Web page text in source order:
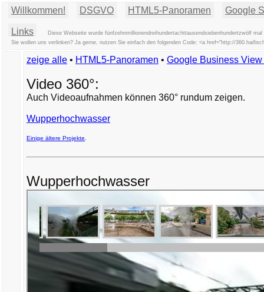
Willkommen! DSGVO HTML5-Panoramen Google
Links
Diese Webseite wurde fünfzehnmillionendreihundertachttausendsiebenhundertzwölf
Sie wollen uns verlinken? Ja gerne, nutzen Sie einfach den folgenden Code: <a href="http://
zeige alle • HTML5-Panoramen • Google Business
Video 360°:
Auch Videoaufnahmen können 360° rundum zeigen.
Wupperhochwasser
Einige ältere Projekte
Wupperhochwasser